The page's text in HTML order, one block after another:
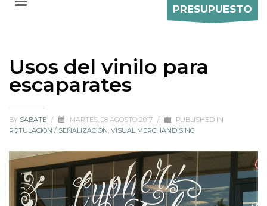
PRESUPUESTO
Usos del vinilo para
escaparates
BY SABATÉ / MARTES, 08 AGOSTO 2017 /
PUBLISHED IN
ROTULACIÓN / SEÑALIZACIÓN, VISUAL MERCHANDISING